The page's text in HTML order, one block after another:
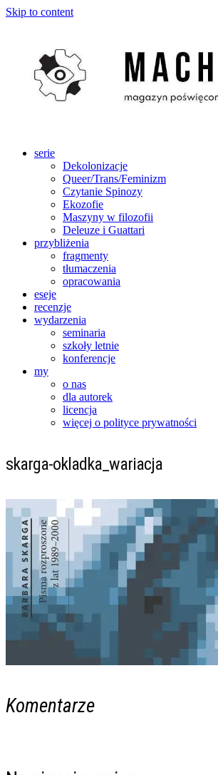
Skip to content
serie
Dekolonizacje
Queer/Trans/Feminizm
Czytanie Spinozy
Ekozofie
Maszyny w filozofii
Deleuze i Guattari
przybliżenia
fragmenty
tłumaczenia
opracowania
eseje
recenzje
wydarzenia
seminaria
szkoły letnie
konferencje
my
o nas
dla autorek
licencja
więcej o polityce prywatności
skarga-okladka_wariacja
Komentarze